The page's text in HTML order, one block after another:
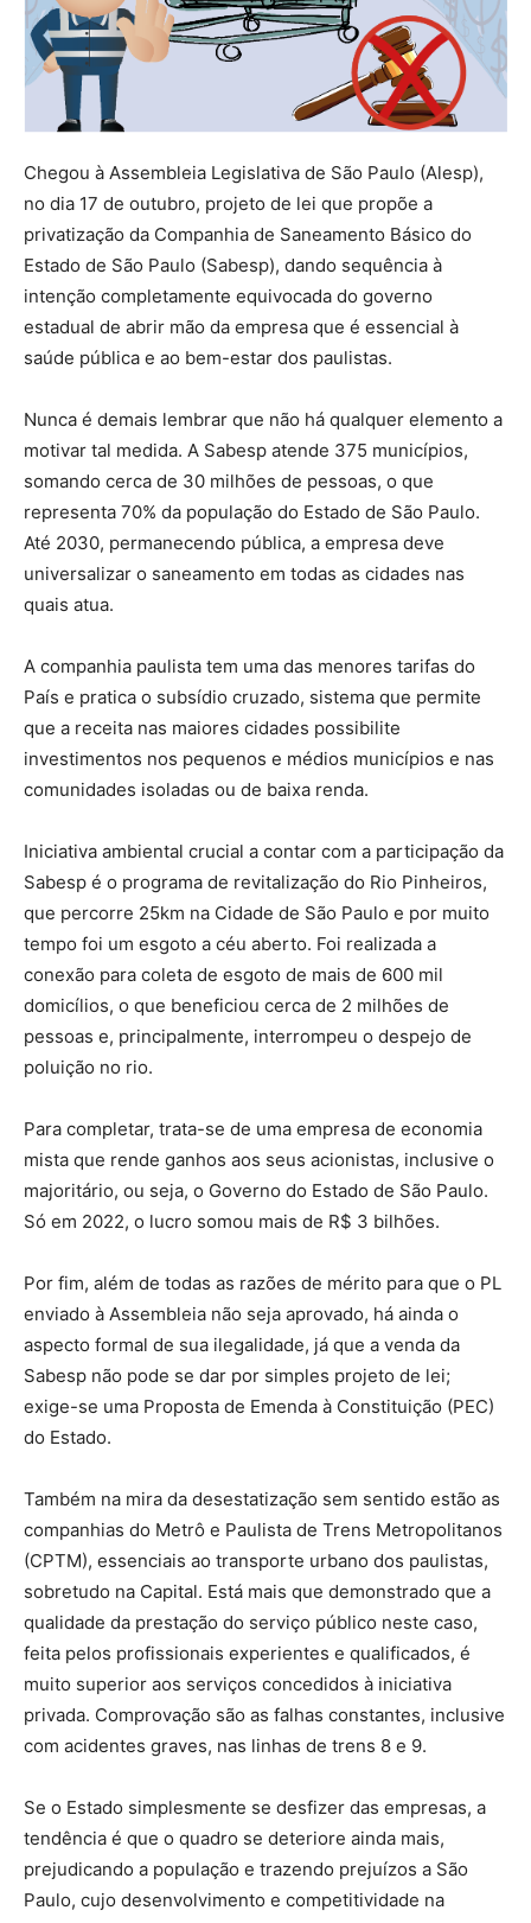
Chegou à Assembleia Legislativa de São Paulo (Alesp),
no dia 17 de outubro, projeto de lei que propõe a
privatização da Companhia de Saneamento Básico do
Estado de São Paulo (Sabesp), dando sequência à
intenção completamente equivocada do governo
estadual de abrir mão da empresa que é essencial à
saúde pública e ao bem-estar dos paulistas.
Nunca é demais lembrar que não há qualquer elemento a
motivar tal medida. A Sabesp atende 375 municípios,
somando cerca de 30 milhões de pessoas, o que
representa 70% da população do Estado de São Paulo.
Até 2030, permanecendo pública, a empresa deve
universalizar o saneamento em todas as cidades nas
quais atua.
A companhia paulista tem uma das menores tarifas do
País e pratica o subsídio cruzado, sistema que permite
que a receita nas maiores cidades possibilite
investimentos nos pequenos e médios municípios e nas
comunidades isoladas ou de baixa renda.
Iniciativa ambiental crucial a contar com a participação da
Sabesp é o programa de revitalização do Rio Pinheiros,
que percorre 25km na Cidade de São Paulo e por muito
tempo foi um esgoto a céu aberto. Foi realizada a
conexão para coleta de esgoto de mais de 600 mil
domicílios, o que beneficiou cerca de 2 milhões de
pessoas e, principalmente, interrompeu o despejo de
poluição no rio.
Para completar, trata-se de uma empresa de economia
mista que rende ganhos aos seus acionistas, inclusive o
majoritário, ou seja, o Governo do Estado de São Paulo.
Só em 2022, o lucro somou mais de R$ 3 bilhões.
Por fim, além de todas as razões de mérito para que o PL
enviado à Assembleia não seja aprovado, há ainda o
aspecto formal de sua ilegalidade, já que a venda da
Sabesp não pode se dar por simples projeto de lei;
exige-se uma Proposta de Emenda à Constituição (PEC)
do Estado.
Também na mira da desestatização sem sentido estão as
companhias do Metrô e Paulista de Trens Metropolitanos
(CPTM), essenciais ao transporte urbano dos paulistas,
sobretudo na Capital. Está mais que demonstrado que a
qualidade da prestação do serviço público neste caso,
feita pelos profissionais experientes e qualificados, é
muito superior aos serviços concedidos à iniciativa
privada. Comprovação são as falhas constantes, inclusive
com acidentes graves, nas linhas de trens 8 e 9.
Se o Estado simplesmente se desfizer das empresas, a
tendência é que o quadro se deteriore ainda mais,
prejudicando a população e trazendo prejuízos a São
Paulo, cujo desenvolvimento e competitividade na